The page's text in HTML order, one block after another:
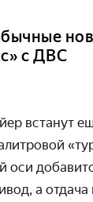
с ДВС
встанут
оси
а отдача